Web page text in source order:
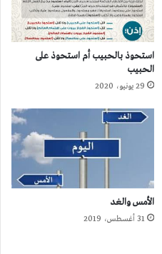
استحوذ بالحبيب أم استحوذ على
الحبيب
29 يونيو، 2020
الأمس والغد
31 أغسطس، 2019